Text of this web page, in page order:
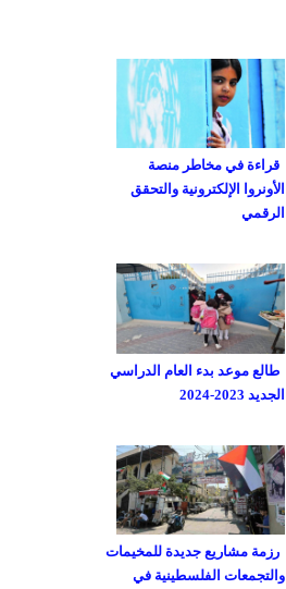
قراءة في مخاطر منصة
الأونروا الإلكترونية والتحقق
الرقمي
طالع موعد بدء العام الدراسي
الجديد 2023-2024
رزمة مشاريع جديدة للمخيمات
والتجمعات الفلسطينية في